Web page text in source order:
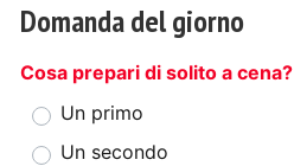
Domanda del giorno
Cosa prepari di solito a cena?
Un primo
Un secondo